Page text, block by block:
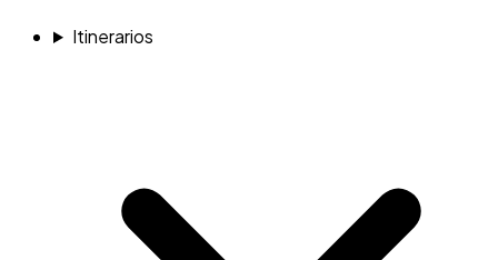
Itinerarios